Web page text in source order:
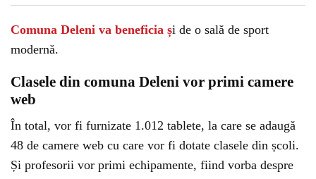
Comuna Deleni va beneficia și de o sală de sport
modernă.
Clasele din comuna Deleni vor primi camere
web
În total, vor fi furnizate 1.012 tablete, la care se adaugă
48 de camere web cu care vor fi dotate clasele din școli.
Și profesorii vor primi echipamente, fiind vorba despre